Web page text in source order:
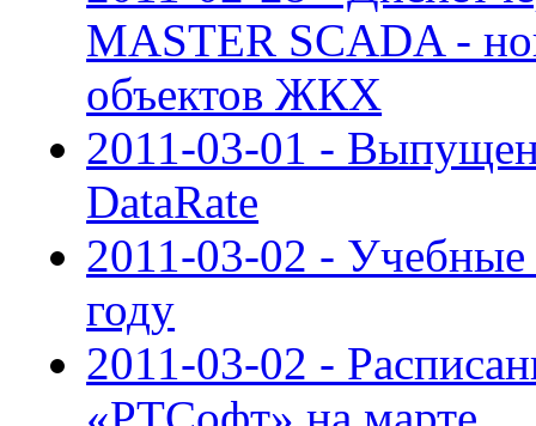
MASTER SCADA -
объектов ЖКХ
2011-03-01 -
DataRate
2011-03-02 -
году
2011-03-02 -